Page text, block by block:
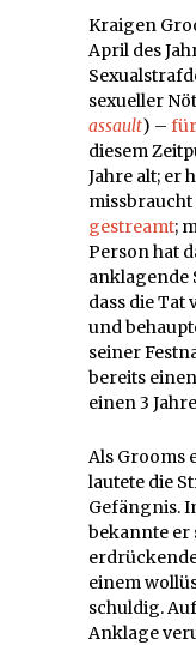
Kraigen
April des
sexueller
assault) –
diesem
Jahre alt; er
gestreamt;
Person hat
anklagende
dass die
und
seiner
bereits
einen 3
Als Grooms
lautete die
Gefängnis.
bekannte er
einem
schuldig.
Anklage